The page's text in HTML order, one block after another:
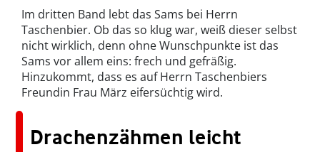
Im dritten Band lebt das Sams bei Herrn
Taschenbier. Ob das so klug war, weiß dieser selbst
nicht wirklich, denn ohne Wunschpunkte ist das
Sams vor allem eins: frech und gefräßig.
Hinzukommt, dass es auf Herrn Taschenbiers
Freundin Frau März eifersüchtig wird.
Drachenzähmen leicht